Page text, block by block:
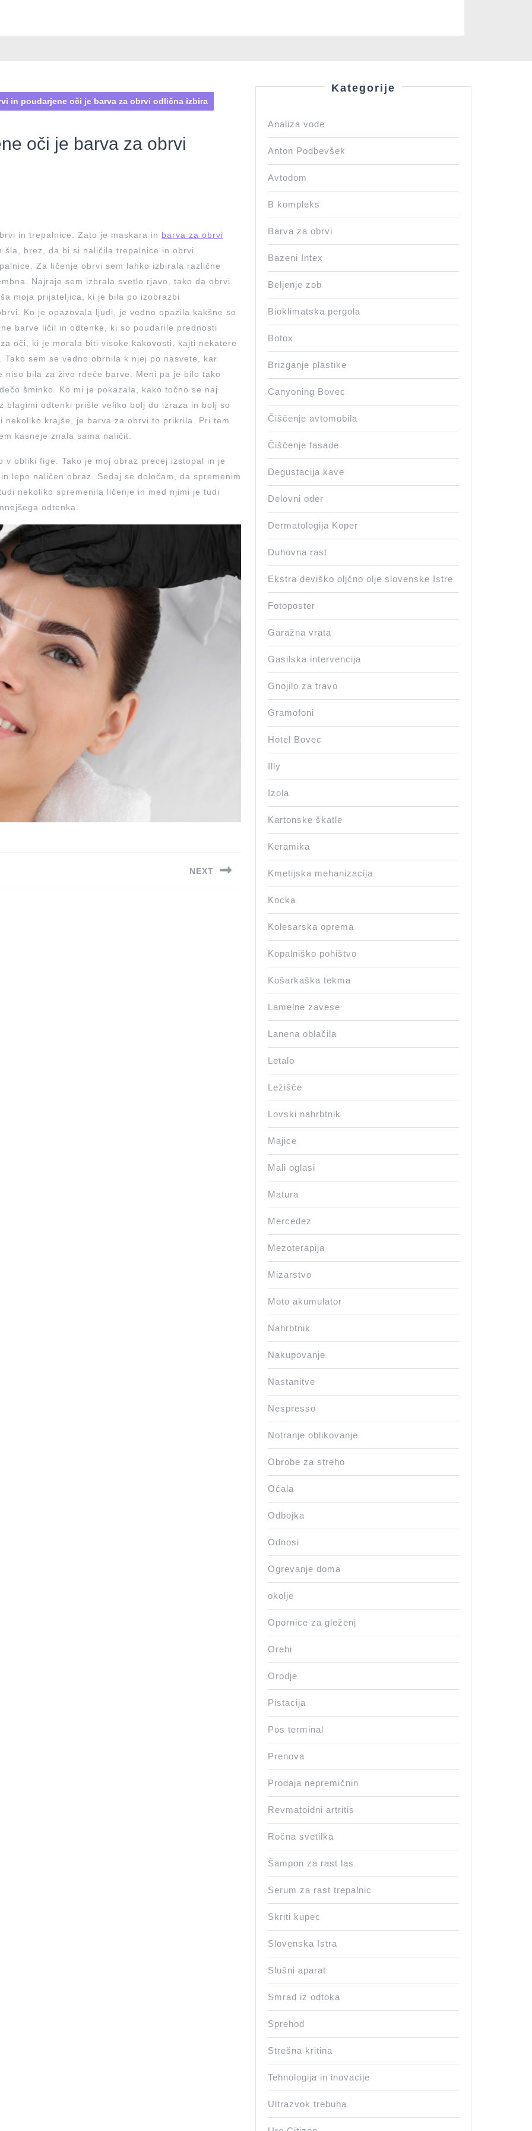
in poudarjene oči je barva za obrvi odlična izbira
oči je barva za obrvi
in trepalnice. Zato je maskara in barva za obrvi
brez, da bi si naličila trepalnice in obrvi.
Za ličenje obrvi sem lahko izbirala različne
Najraje sem izbrala svetlo rjavo, tako da obrvi
moja prijateljica, ki je bila po izobrazbi
Ko je opazovala ljudi, je vedno opazila kakšne so
barve ličil in odtenke, ki so poudarile prednosti
oči, ki je morala biti visoke kakovosti, kajti nekatere
sem se vedno obrnila k njej po nasvete, kar
niso bila za živo rdeče barve. Meni pa je bilo tako
šminko. Ko mi je pokazala, kako točno se naj
blagimi odtenki prišle veliko bolj do izraza in bolj so
nekoliko krajše, je barva za obrvi to prikrila. Pri tem
kasneje znala sama naličit.
v obliki fige. Tako je moj obraz precej izstopal in je
lepo naličen obraz. Sedaj se določam, da spremenim
nekoliko spremenila ličenje in med njimi je tudi
odtenka.
NEXT
Kategorije
Analiza vode
Anton Podbevšek
Avtodom
B kompleks
Barva za obrvi
Bazeni Intex
Beljenje zob
Bioklimatska pergola
Botox
Brizganje plastike
Canyoning Bovec
Čiščenje avtomobila
Čiščenje fasade
Degustacija kave
Delovni oder
Dermatologija Koper
Duhovna rast
Ekstra deviško oljčno olje slovenske Istre
Fotoposter
Garažna vrata
Gasilska intervencija
Gnojilo za travo
Gramofoni
Hotel Bovec
Illy
Izola
Kartonske škatle
Keramika
Kmetijska mehanizacija
Kocka
Kolesarska oprema
Kopalniško pohištvo
Košarkaška tekma
Lamelne zavese
Lanena oblačila
Letalo
Ležišče
Lovski nahrbtnik
Majice
Mali oglasi
Matura
Mercedez
Mezoterapija
Mizarstvo
Moto akumulator
Nahrbtnik
Nakupovanje
Nastanitve
Nespresso
Notranje oblikovanje
Obrobe za streho
Očala
Odbojka
Odnosi
Ogrevanje doma
okolje
Opornice za gleženj
Orehi
Orodje
Pistacija
Pos terminal
Prenova
Prodaja nepremičnin
Revmatoidni artritis
Ročna svetilka
Šampon za rast las
Serum za rast trepalnic
Skriti kupec
Slovenska Istra
Slušni aparat
Smrad iz odtoka
Sprehod
Strešna kritina
Tehnologija in inovacije
Ultrazvok trebuha